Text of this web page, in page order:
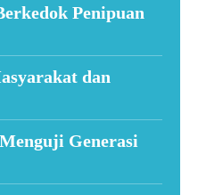
Penipuan
dan
Generasi